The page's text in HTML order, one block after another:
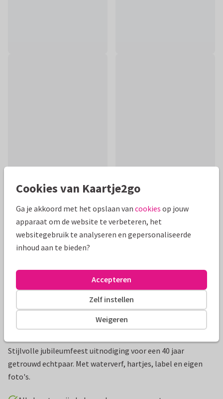
Productinformatie
Stijlvolle jubileumfeest uitnodiging voor een 40 jaar
getrouwd echtpaar. Met waterverf, hartjes, label en eigen
foto's.
Cookies van Kaartje2go
Ga je akkoord met het opslaan van cookies op jouw
apparaat om de website te verbeteren, het
websitegebruik te analyseren en gepersonaliseerde
inhoud aan te bieden?
Weigeren
Zelf instellen
Accepteren